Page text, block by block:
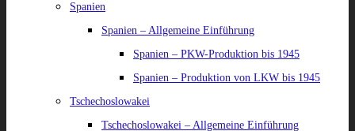
Spanien
Spanien – Allgemeine Einführung
Spanien – PKW-Produktion bis 1945
Spanien – Produktion von LKW bis 1945
Tschechoslowakei
Tschechoslowakei – Allgemeine Einführung